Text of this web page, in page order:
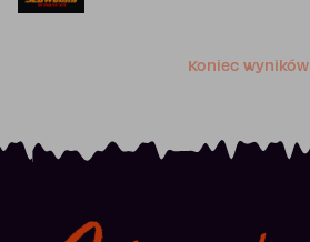
Koniec wyników